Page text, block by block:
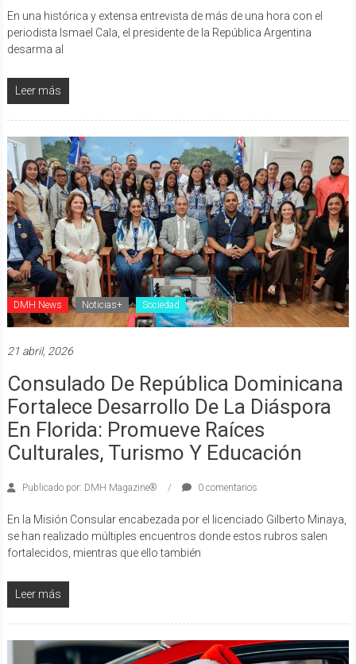
En una histórica y extensa entrevista de más de una hora con el
periodista Ismael Cala, el presidente de la República Argentina
desarma al
Leer más
DMH News Noticias+ Sociedad
21 abril, 2026
Consulado De República Dominicana
Fortalece Desarrollo De La Diáspora
En Florida: Promueve Raíces
Culturales, Turismo Y Educación
Publicado por: DMH Magazine® 0 comentarios
En la Misión Consular encabezada por el licenciado Gilberto Minaya,
se han realizado múltiples encuentros donde estos rubros salen
fortalecidos, mientras que ello también
Leer más